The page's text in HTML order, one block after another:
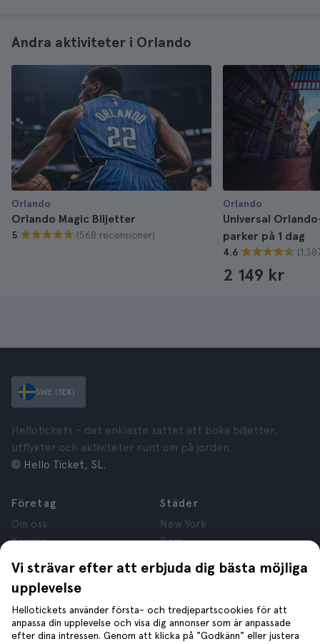
Andra aktiviteter i Orlando
Orlando
Orlando Magic Biljetter
5 (568 recensioner)
Orlando
Universal
parker på 1 dag
4.6
2 149 kr
Vi strävar efter att erbjuda dig bästa möjliga
upplevelse
Hellotickets använder första- och tredjepartscookies för att
anpassa din upplevelse och visa dig annonser som är anpassade
efter dina intressen. Genom att klicka på "Godkänn" eller justera
SWE (SEK)
Hellotickets – det enklaste sättet att boka biljetter,
utflykter och aktiviteter runt om på jorden.
© Hello Ticket, SL.
Företag
Om oss
Karriär
Recensioner
Sekretess
Regler och villkor
Juridisk Rådgivning
Städer
New York
Rom
London
Kraków
Tenerife